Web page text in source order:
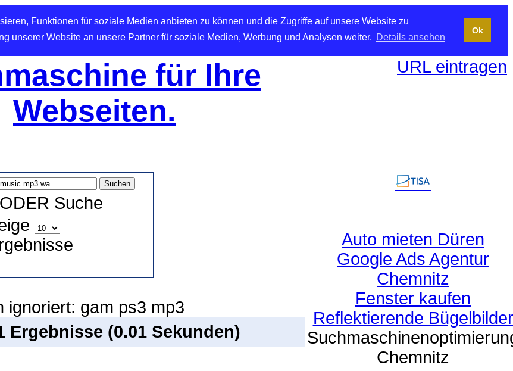
Funktionen für soziale Medien anbieten zu können und die Zugriffe auf unsere Website zu
unserer Website an unsere Partner für soziale Medien, Werbung und Analysen weiter. Details ansehen
Ok
für Ihre
Webseiten.
URL eintragen
ODER Suche
ignoriert: gam ps3 mp3
Ergebnisse (0.01 Sekunden)
Auto mieten Düren
Google Ads Agentur
Chemnitz
Fenster kaufen
Reflektierende Bügelbilder
Chemnitz